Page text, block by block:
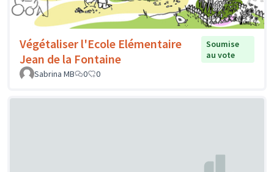
Végétaliser l'Ecole Elémentaire
Jean de la Fontaine
Soumise
au vote
Sabrina MB
0 0